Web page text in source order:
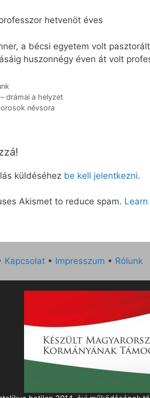
hetvenöt éves
a bécsi egyetem volt
huszonnégy éven át volt
drámai a helyzet
névsora
küldéséhez be kell jelentkezni.
Akismet to reduce spam.
Kapcsolat • Impresszum • Rólunk